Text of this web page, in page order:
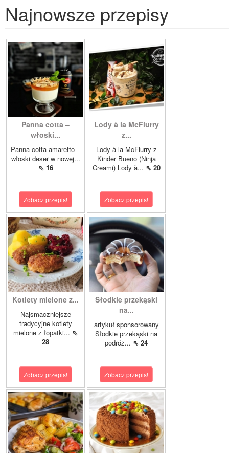
Najnowsze przepisy
Panna cotta –
włoski...
Panna cotta amaretto –
włoski deser w nowej...
⇖ 16
Zobacz przepis!
Lody à la McFlurry
z...
Lody à la McFlurry z
Kinder Bueno (Ninja
Creami) Lody à... ⇖ 20
Zobacz przepis!
Kotlety mielone z...
Najsmaczniejsze
tradycyjne kotlety
mielone z łopatki... ⇖
28
Zobacz przepis!
Słodkie przekąski
na...
artykuł sponsorowany
Słodkie przekąski na
podróż... ⇖ 24
Zobacz przepis!